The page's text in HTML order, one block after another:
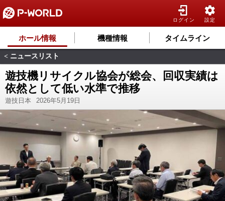
ログイン 設定
ホール情報 機種情報 タイムライン
< ニュースリスト
遊技機リサイクル協会が総会、回収実績は
依然として低い水準で推移
遊技日本 2026年5月19日